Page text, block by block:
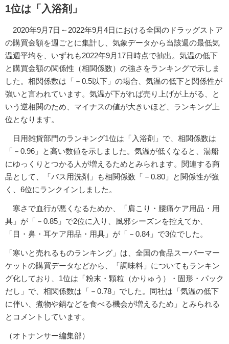
1位は「入浴剤」
2020年9月7日～2022年9月4日における全国のドラッグストア
の購買金額を週ごとに集計し、気象データから当該週の最低気
温週平均を、いずれも2022年9月17日時点で抽出。気温の低下
と購買金額の関係性（相関係数）の強さをランキングで示しま
した。相関係数は「－0.5以下」の場合、気温の低下と関係性が
強いと言われています。気温が下がれば売り上げが上がる、と
いう逆相関のため、マイナスの値が大きいほど、ランキング上
位となります。
日用雑貨部門のランキング1位は「入浴剤」で、相関係数は
「－0.96」と高い数値を示しました。気温が低くなると、湯船
にゆっくりとつかる人が増えるためとみられます。関連する商
品として、「バス用洗剤」も相関係数「－0.80」と関係性が強
く、6位にランクインしました。
寒さで血行が悪くなるためか、「肩こり・腰痛ケア用品・用
具」が「－0.85」で2位に入り、風邪シーズンを控えてか、
「目・鼻・耳ケア用品・用具」が「－0.84」で3位でした。
「寒いと売れるものランキング」は、全国の食品スーパーマー
ケットの購買データなどから、「調味料」についてもランキン
グ化しており、1位は「粉末・顆粒（かりゅう）・固形・パック
だし」で、相関係数は「－0.78」でした。同社は「気温の低下
に伴い、煮物や鍋などを食べる機会が増えるため」とみられる
とコメントしています。
（オトナンサー編集部）